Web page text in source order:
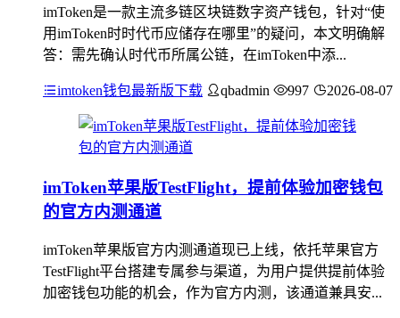
imToken是一款主流多链区块链数字资产钱包，针对“使
用imToken时时代币应储存在哪里”的疑问，本文明确解
答：需先确认时代币所属公链，在imToken中添...
imtoken钱包最新版下载 qbadmin 997 2026-08-07
imToken苹果版TestFlight，提前体验加密钱包
的官方内测通道
imToken苹果版官方内测通道现已上线，依托苹果官方
TestFlight平台搭建专属参与渠道，为用户提供提前体验
加密钱包功能的机会，作为官方内测，该通道兼具安...